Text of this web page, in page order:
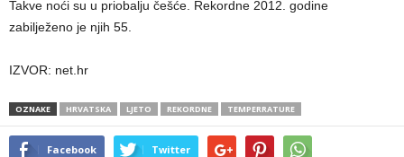
Takve noći su u priobalju češće. Rekordne 2012. godine
zabilježeno je njih 55.
IZVOR: net.hr
OZNAKE HRVATSKA LJETO REKORDNE TEMPERRATURE
Facebook Twitter